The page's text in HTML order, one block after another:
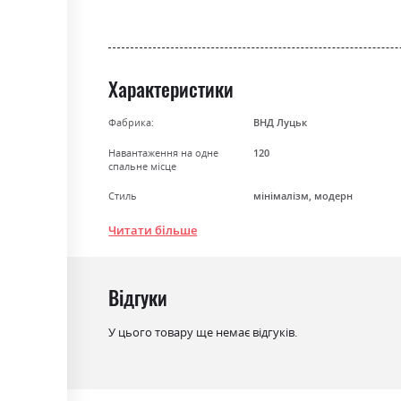
Характеристики
Фабрика: ВНД Луцьк
Навантаження на одне
спальне місце
120
Стиль мінімалізм, модерн
Матеріал
Читати більше
Відгуки
У цього товару ще немає відгуків.